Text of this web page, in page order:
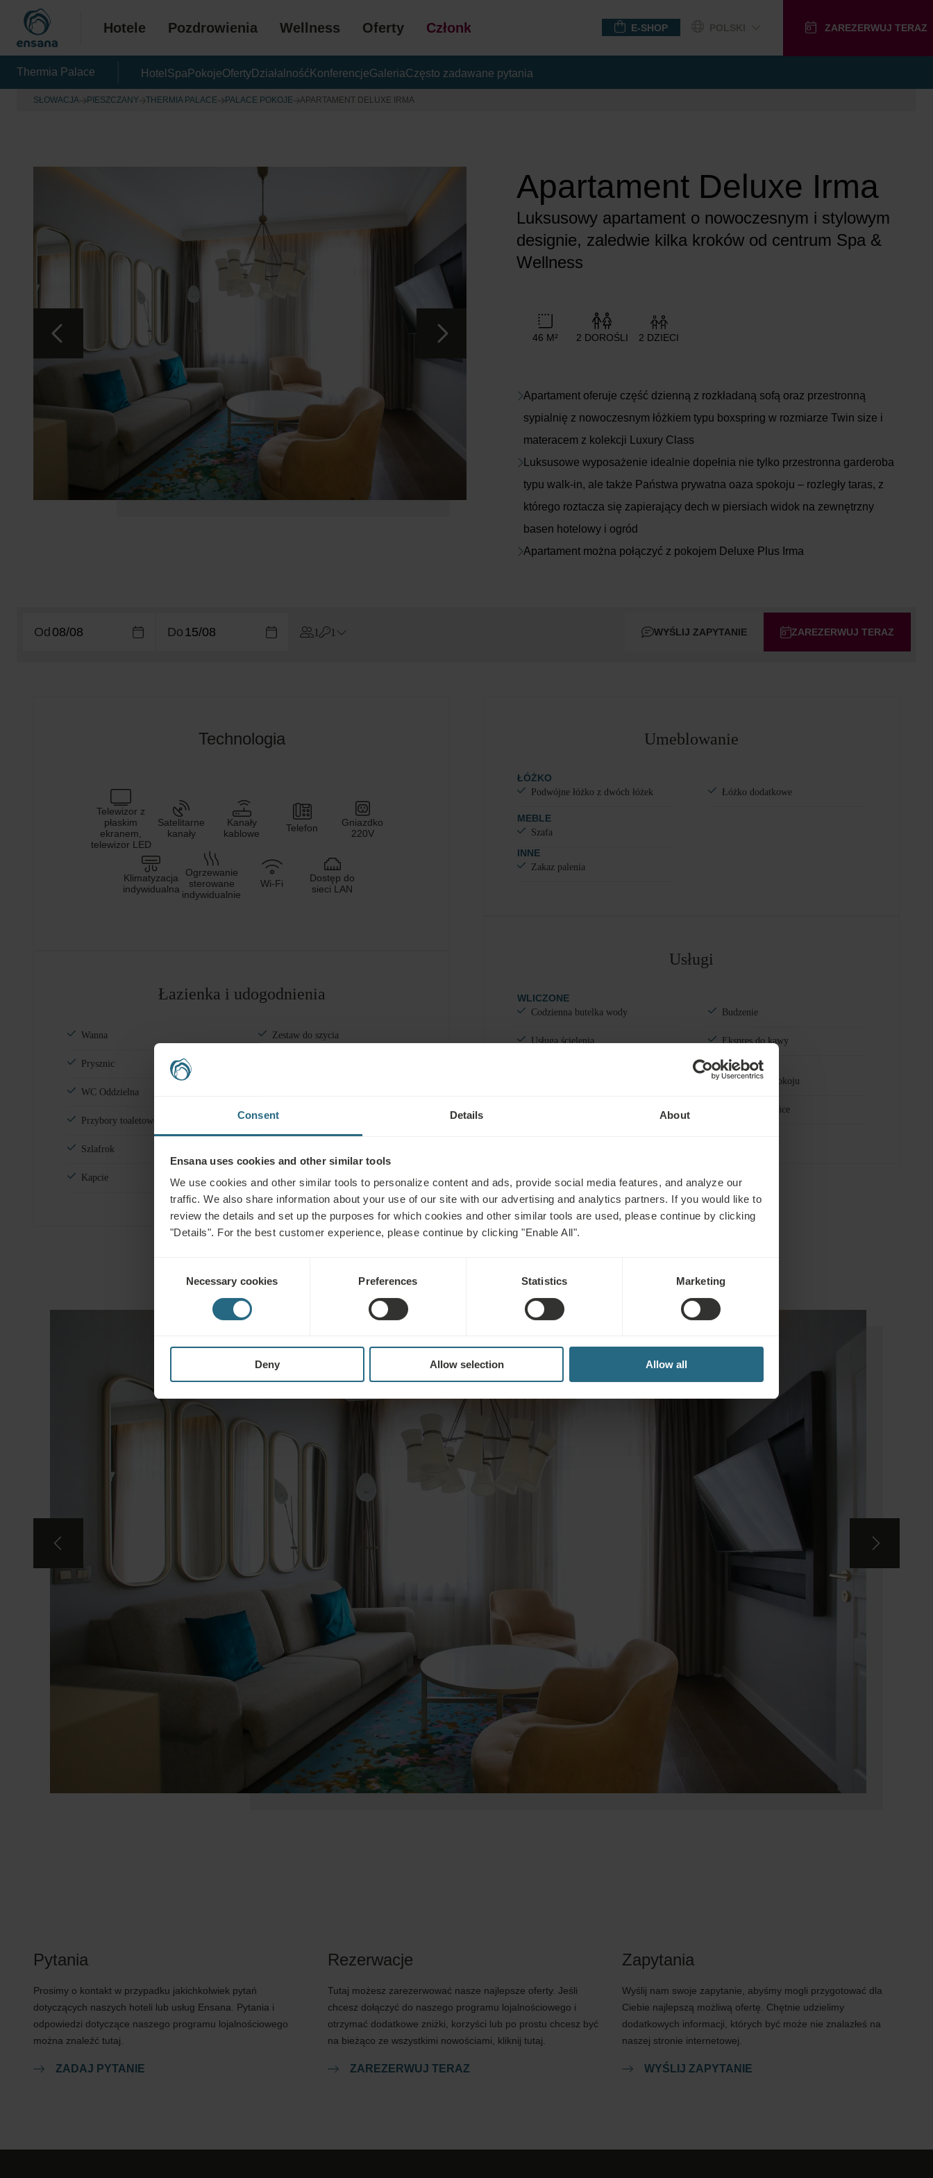
Consent Details About
Ensana uses cookies and other similar tools
We use cookies and other similar tools to personalize content and ads, provide social media features, and analyze our
traffic. We also share information about your use of our site with our advertising and analytics partners. If you would like to
review the details and set up the purposes for which cookies and other similar tools are used, please continue by clicking
"Details". For the best customer experience, please continue by clicking "Enable All".
SelectionNecessary cookies Preferences Statistics Marketing
Deny Allow selection Allow all
Hotele Pozdrowienia Wellness Oferty Członkostwo E-SHOP ZAREZERWUJ TERAZ
Thermia Palace Hotel Spa PokojeOfertyDziałalność KonferencjeGaleriaCzęsto zadawane pytania
SŁOWACJA PIESZCZANY THERMIA PALACE PALACE POKOJE APARTAMENT DELUXE IRMA
Apartament Deluxe Irma
Luksusowy apartament o nowoczesnym i stylowym
designie, zaledwie kilka kroków od centrum Spa &
Wellness
46 M² 2 DOROŚLI 2 DZIECI
Apartament oferuje część dzienną z rozkładaną sofą oraz przestronną
sypialnię z nowoczesnym łóżkiem typu boxspring w rozmiarze Twin size i
materacem z kolekcji Luxury Class
Luksusowe wyposażenie idealnie dopełnia nie tylko przestronna garderoba
typu walk-in, ale także Państwa prywatna oaza spokoju – rozległy taras, z
którego roztacza się zapierający dech w piersiach widok na zewnętrzny
basen hotelowy i ogród
Apartament można połączyć z pokojem Deluxe Plus Irma
Od Do 1 1 ZAREZERWUJ TERAZ
WYŚLIJ ZAPYTANIE
Technologia
Telewizor z
płaskim
ekranem,
telewizor LED
Satelitarne
kanały
Kanały
kablowe
Telefon
Gniazdko
220V
Klimatyzacja
indywidualna
Ogrzewanie
sterowane
indywidualnie
Wi-Fi
Dostęp do
sieci LAN
Łazienka i udogodnienia
Wanna
Prysznic
WC Oddzielna
Przybory toaletowe
Szlafrok
Kapcie
Zestaw do szycia
Suszarka do włosów
Umeblowanie
ŁÓŻKO
Podwójne łóżko z dwóch łóżek Łóżko dodatkowe
MEBLE
Szafa
INNE
Zakaz palenia
Usługi
WLICZONE
Codzienna butelka wody
Usługa ścielenia
Budzenie
Ekspres do kawy
Śniadanie w pokoju
24h room service
Pytania
Prosimy o kontakt w przypadku jakichkolwiek pytań
dotyczących naszych hoteli lub usług Ensana. Pytania i
odpowiedzi dotyczące naszego programu lojalnościowego
można znaleźć tutaj.
ZADAJ PYTANIE
Rezerwacje
Tutaj możesz zarezerwować nasze najlepsze oferty. Jeśli
chcesz dołączyć do naszego programu lojalnościowego i
otrzymać dodatkowe zniżki, korzyści lub po prostu chcesz być
na bieżąco ze wszystkimi nowościami, kliknij tutaj.
ZAREZERWUJ TERAZ
Zapytania
Wyślij nam swoje zapytanie, abyśmy mogli przygotować dla
Ciebie najlepszą możliwą ofertę. Chętnie udzielimy
dodatkowych informacji, których być może nie znalazłeś na
naszej stronie internetowej.
WYŚLIJ ZAPYTANIE